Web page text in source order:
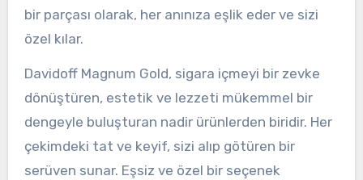
bir parçası olarak, her anınıza eşlik eder ve sizi
özel kılar.
Davidoff Magnum Gold, sigara içmeyi bir zevke
dönüştüren, estetik ve lezzeti mükemmel bir
dengeyle buluşturan nadir ürünlerden biridir. Her
çekimdeki tat ve keyif, sizi alıp götüren bir
serüven sunar. Eşsiz ve özel bir seçenek